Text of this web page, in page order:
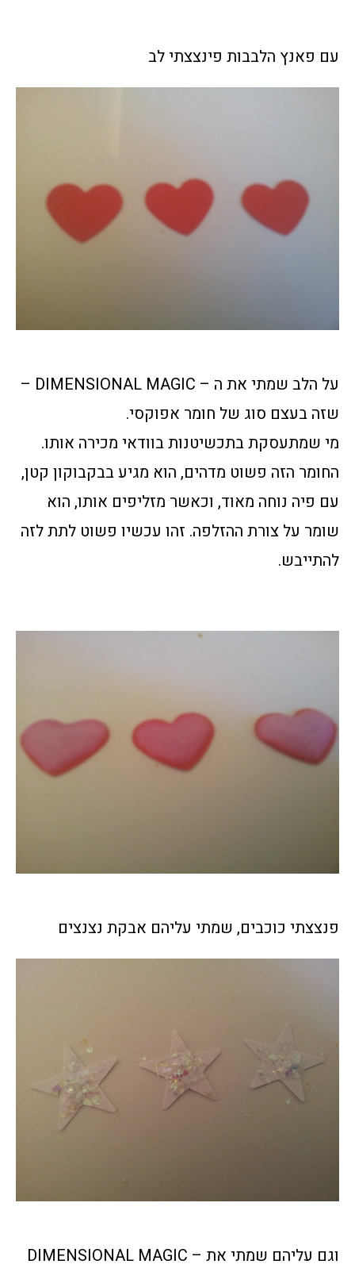
עם פאנץ הלבבות פינצצתי לב
על הלב שמתי את ה – DIMENSIONAL MAGIC –
שזה בעצם סוג של חומר אפוקסי.
מי שמתעסקת בתכשיטנות בוודאי מכירה אותו.
החומר הזה פשוט מדהים, הוא מגיע בבקבוקון קטן,
עם פיה נוחה מאוד, וכאשר מזליפים אותו, הוא
שומר על צורת ההזלפה. זהו עכשיו פשוט לתת לזה
להתייבש.
פנצצתי כוכבים, שמתי עליהם אבקת נצנצים
וגם עליהם שמתי את – DIMENSIONAL MAGIC